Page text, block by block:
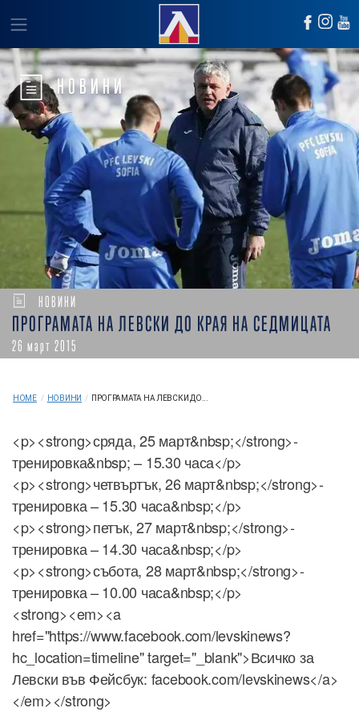
НОВИНИ
НОВИНИ
ПРОГРАМАТА НА ЛЕВСКИ ДО КРАЯ НА СЕДМИЦАТА
26 март 2015
HOME / НОВИНИ / ПРОГРАМАТА НА ЛЕВСКИ ДО...
<p><strong>сряда, 25 март&nbsp;</strong>-
тренировка&nbsp; – 15.30 часа</p>
<p><strong>четвъртък, 26 март&nbsp;</strong>-
тренировка – 15.30 часа&nbsp;</p>
<p><strong>петък, 27 март&nbsp;</strong>-
тренировка – 14.30 часа&nbsp;</p>
<p><strong>събота, 28 март&nbsp;</strong>-
тренировка – 10.00 часа&nbsp;</p>
<strong><em><a
href="https://www.facebook.com/levskinews?
hc_location=timeline" target="_blank">Всичко за
Левски във Фейсбук: facebook.com/levskinews</a>
</em></strong>